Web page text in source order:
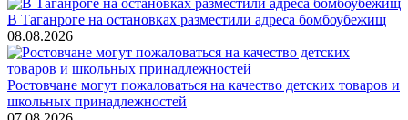
В Таганроге на остановках разместили адреса бомбоубежищ
08.08.2026
Ростовчане могут пожаловаться на качество детских товаров и
школьных принадлежностей